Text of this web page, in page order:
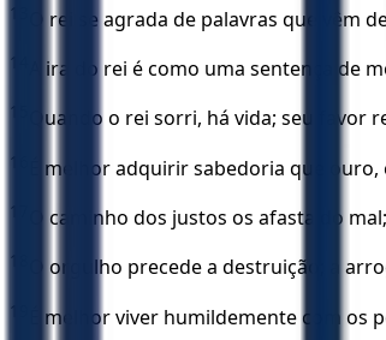
13 O rei se agrada de palavras que vêm
14 A ira do rei é como uma sentença de
15 Quando o rei sorri, há vida; seu favor
16 É melhor adquirir sabedoria que
17 O caminho dos justos os afasta do
18 O orgulho precede a destruição; a
19 É melhor viver humildemente com